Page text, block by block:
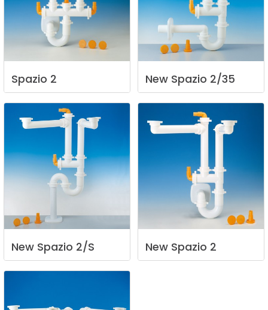
Spazio 2 New Spazio 2/35
New Spazio 2/S New Spazio 2